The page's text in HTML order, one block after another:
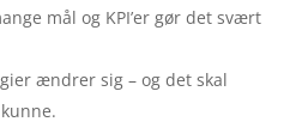
mål og KPI’er gør det svært
ændrer sig – og det skal